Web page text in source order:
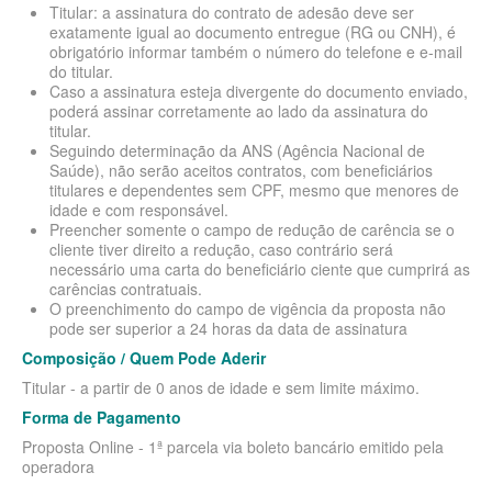
STA CASA MAUÁ PLANO DE SAÚDE INFANTIL
TOTAL MEDCARE PLANO DE SAÚDE INFANTIL
TRASMONTANO PLANO DE SAÚDE INFANTIL
ÚNICA PLANO DE SAÚDE INFANTIL
UNIHOSP PLANO DE SAÚDE INFANTIL
PLANO DE SAÚDE SÊNIOR
AMEPLAN PLANO DE SAÚDE SÊNIOR
BIO SAÚDE PLANO DE SAÚDE SÊNIOR
BIOVIDA PLANO DE SAÚDE SÊNIOR
CUIDAR ME PLANO DE SAÚDE SÊNIOR
Titular: a assinatura do contrato de adesão deve ser
exatamente igual ao documento entregue (RG ou CNH), é
obrigatório informar também o número do telefone e e-mail
do titular.
Caso a assinatura esteja divergente do documento enviado,
poderá assinar corretamente ao lado da assinatura do
titular.
Seguindo determinação da ANS (Agência Nacional de
Saúde), não serão aceitos contratos, com beneficiários
titulares e dependentes sem CPF, mesmo que menores de
idade e com responsável.
Preencher somente o campo de redução de carência se o
cliente tiver direito a redução, caso contrário será
necessário uma carta do beneficiário ciente que cumprirá as
carências contratuais.
O preenchimento do campo de vigência da proposta não
pode ser superior a 24 horas da data de assinatura
Composição / Quem Pode Aderir
Titular - a partir de 0 anos de idade e sem limite máximo.
Forma de Pagamento
Proposta Online - 1ª parcela via boleto bancário emitido pela
operadora